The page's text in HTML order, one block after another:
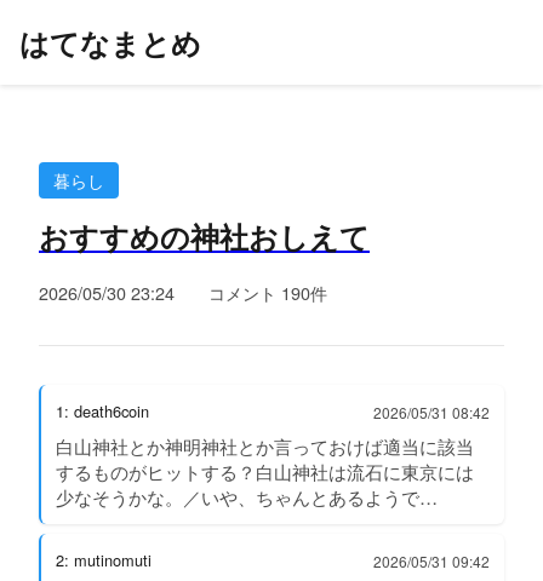
はてなまとめ
暮らし
おすすめの神社おしえて
2026/05/30 23:24 コメント 190件
1: death6coin 2026/05/31 08:42
白山神社とか神明神社とか言っておけば適当に該当
するものがヒットする？白山神社は流石に東京には
少なそうかな。／いや、ちゃんとあるようで…
2: mutinomuti 2026/05/31 09:42